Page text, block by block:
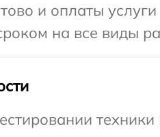
и оплаты
на все виды
техники